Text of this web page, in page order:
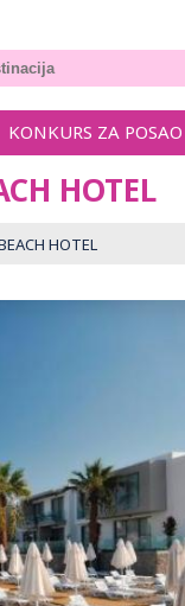
KONKURS ZA POSAO
HOTEL
HOTEL